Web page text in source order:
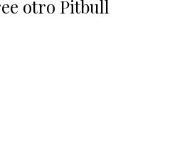
otro Pitbull